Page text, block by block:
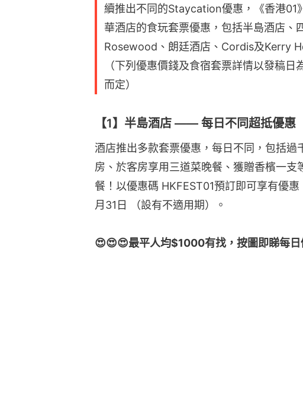
續推出不同的Staycation優惠，《香港01
華酒店的食玩套票優惠，包括半島酒店、
Rosewood、朗廷酒店、Cordis及Kerry
（下列優惠價錢及食宿套票詳情以發稿
而定）
【1】半島酒店 —— 每日不同超抵優惠
酒店推出多款套票優惠，每日不同，包括過
房、於客房享用三道菜晚餐、獲贈香檳一支
餐！以優惠碼 HKFEST01預訂即可享有優
月31日 （設有不適用期）。
😍😍😍最平人均$1000有找，按圖即睇每